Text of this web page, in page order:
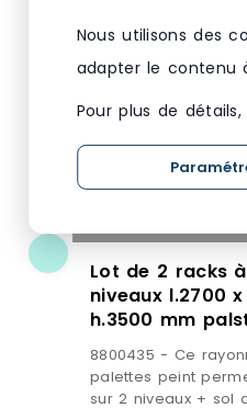
Lot de 2 racks
niveaux l.2700 x
h.3500 mm
8800435
8800435 - Ce
palettes peint
sur 2 niveaux + sol
Nous utilisons des
adapter le contenu
Pour plus de